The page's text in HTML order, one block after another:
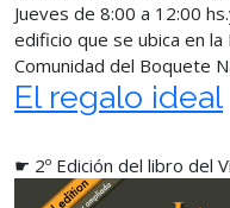
Jueves de 8:00 a 12:00
edificio que se ubica en
Comunidad del Boquete
El regalo ideal
☛ 2º Edición del libro del